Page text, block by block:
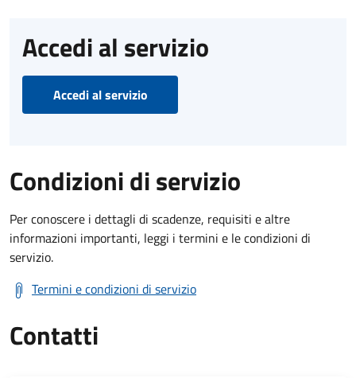
Accedi al servizio
Accedi al servizio
Condizioni di servizio
Per conoscere i dettagli di scadenze, requisiti e altre
informazioni importanti, leggi i termini e le condizioni di
servizio.
Termini e condizioni di servizio
Contatti